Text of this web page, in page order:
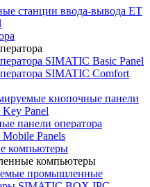
станции ввода-вывода ET
SIMATIC Basic Panel
SIMATIC Comfort
кнопочные панели
Panel
панели оператора
Panels
компьютеры
компьютеры
промышленные